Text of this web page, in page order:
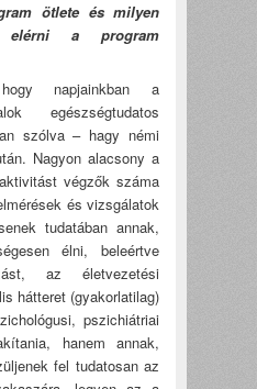
ötlete és milyen
elérni a program
napjainkban a
egészségtudatos
szólva – hagy némi
Nagyon alacsony a
végzők száma
és vizsgálatok
tudatában annak,
élni, beleértve
az életvezetési
hátteret (gyakorlatilag)
pszichiátriai
hanem annak,
fel tudatosan az